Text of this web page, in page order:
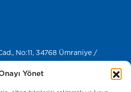
Yönet
No:11, 34768 Ümraniye /